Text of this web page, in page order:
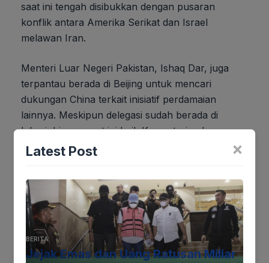
saat ini tengah disibukkan dengan pusaran
konflik antara Amerika Serikat dan Israel
melawan Iran.
Menteri Luar Negeri Pakistan, Ishaq Dar, juga
terpantau berada di Beijing untuk mencari
dukungan China terkait inisiatif perdamaian
lainnya. Meskipun delegasi sudah berada di
lokasi, hingga saat ini baik Kementerian Luar
Negeri Pakistan maupun pihak administrasi Kabul
rincian pembicaraan yang sedang berlangsung di
China.
Jika keberatan atau harus diedit baik
Artikel maupun foto SilahkanLaporkan!
×
Latest Post
BERITA
Jejak Emas dan Uang Ratusan Miliar